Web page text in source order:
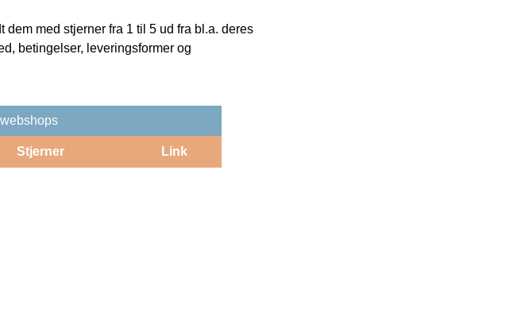
med stjerner fra 1 til 5 ud fra bl.a. deres
betingelser, leveringsformer og
Stjerner Link